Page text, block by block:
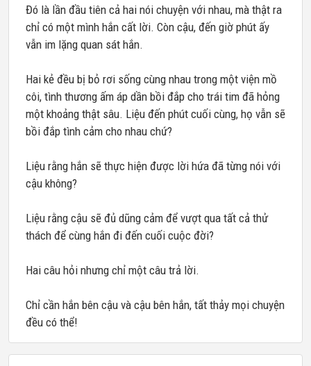
Đó là lần đầu tiên cả hai nói chuyện với nhau, mà thật ra
chỉ có một mình hắn cất lời. Còn cậu, đến giờ phút ấy
vẫn im lặng quan sát hắn.
Hai kẻ đều bị bỏ rơi sống cùng nhau trong một viện mồ
côi, tình thương ấm áp dần bồi đắp cho trái tim đã hỏng
một khoảng thật sâu. Liệu đến phút cuối cùng, họ vẫn sẽ
bồi đắp tình cảm cho nhau chứ?
Liệu rằng hắn sẽ thực hiện được lời hứa đã từng nói với
cậu không?
Liệu rằng cậu sẽ đủ dũng cảm để vượt qua tất cả thử
thách để cùng hắn đi đến cuối cuộc đời?
Hai câu hỏi nhưng chỉ một câu trả lời.
Chỉ cần hắn bên cậu và cậu bên hắn, tất thảy mọi chuyện
đều có thể!